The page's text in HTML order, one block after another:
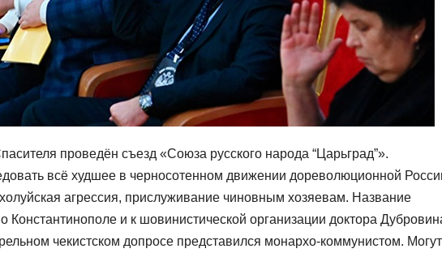
проведён съезд «Союза русского народа “Царьград”».
всё худшее в черносотенном движении дореволюционной
агрессия, прислуживание чиновным хозяевам. Название
Константинополе и к шовинистической организации доктора
чекистском допросе представился монархо-коммунистом. Могут